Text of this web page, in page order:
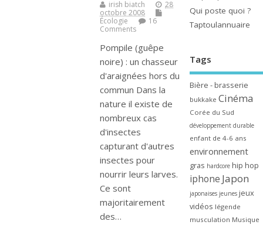
irish biatch
28
octobre 2008
Écologie
16
Comments
Pompile (guêpe
noire) : un chasseur
d'araignées hors du
commun Dans la
nature il existe de
nombreux cas
d'insectes
capturant d'autres
insectes pour
nourrir leurs larves.
Ce sont
majoritairement
des…
Qui poste quoi ?
Taptoulannuaire
Tags
Bière - brasserie
bukkake Cinéma
Corée du Sud
développement durable
enfant de 4-6 ans
environnement
gras hardcore hip hop
iphone Japon
japonaises jeunes jeux
vidéos légende
musculation Musique